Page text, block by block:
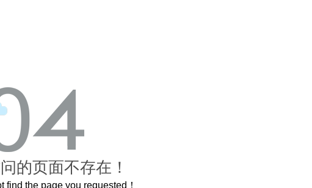
的页面不存在！
find the page you requested！